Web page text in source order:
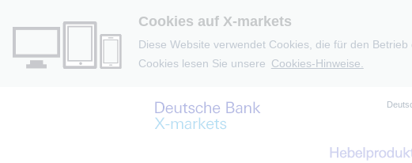
Cookies auf X-markets
Diese Website verwendet Cookies, die für den
Cookies lesen Sie unsere Cookies-Hinweise.